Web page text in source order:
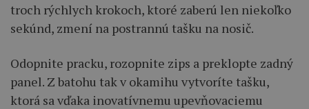
troch rýchlych krokoch, ktoré zaberú len niekoľko
sekúnd, zmení na postrannú tašku na nosič.
Odopnite pracku, rozopnite zips a preklopte zadný
panel. Z batohu tak v okamihu vytvoríte tašku,
ktorá sa vďaka inovatívnemu upevňovaciemu